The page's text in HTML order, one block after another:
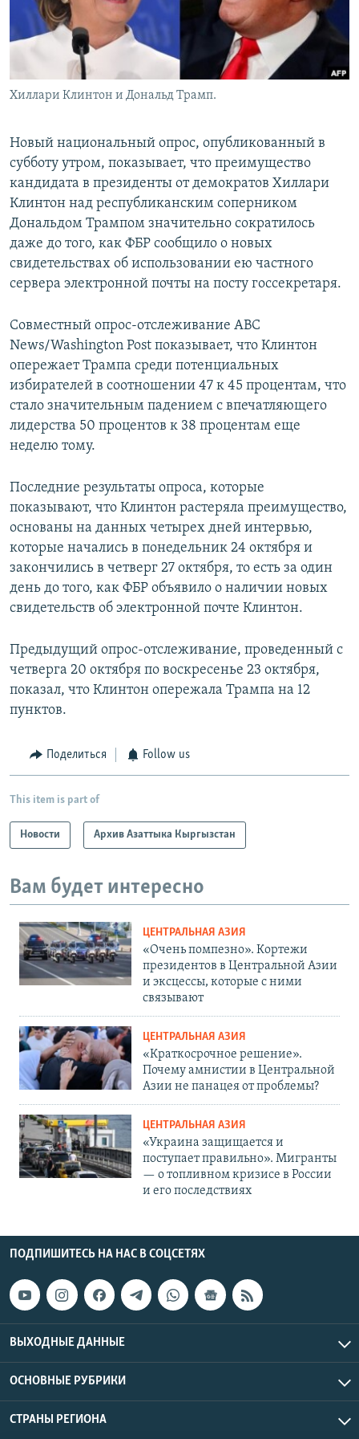
Хиллари Клинтон и Дональд Трамп.
Новый национальный опрос, опубликованный в
субботу утром, показывает, что преимущество
кандидата в президенты от демократов Хиллари
Клинтон над республиканским соперником
Дональдом Трампом значительно сократилось
даже до того, как ФБР сообщило о новых
свидетельствах об использовании ею частного
сервера электронной почты на посту госсекретаря.
Совместный опрос-отслеживание ABC
News/Washington Post показывает, что Клинтон
опережает Трампа среди потенциальных
избирателей в соотношении 47 к 45 процентам, что
стало значительным падением с впечатляющего
лидерства 50 процентов к 38 процентам еще
неделю тому.
Последние результаты опроса, которые
показывают, что Клинтон растеряла преимущество,
основаны на данных четырех дней интервью,
которые начались в понедельник 24 октября и
закончились в четверг 27 октября, то есть за один
день до того, как ФБР объявило о наличии новых
свидетельств об электронной почте Клинтон.
Предыдущий опрос-отслеживание, проведенный с
четверга 20 октября по воскресенье 23 октября,
показал, что Клинтон опережала Трампа на 12
пунктов.
Поделиться Follow us
This item is part of
Новости Архив Азаттыка Кыргызстан
Вам будет интересно
ЦЕНТРАЛЬНАЯ АЗИЯ
«Очень помпезно». Кортежи
президентов в Центральной Азии
и эксцессы, которые с ними
связывают
ЦЕНТРАЛЬНАЯ АЗИЯ
«Краткосрочное решение».
Почему амнистии в Центральной
Азии не панацея от проблемы?
ЦЕНТРАЛЬНАЯ АЗИЯ
«Украина защищается и
поступает правильно». Мигранты
— о топливном кризисе в России
и его последствиях
ПОДПИШИТЕСЬ НА НАС В СОЦСЕТЯХ
ВЫХОДНЫЕ ДАННЫЕ
ОСНОВНЫЕ РУБРИКИ
СТРАНЫ РЕГИОНА